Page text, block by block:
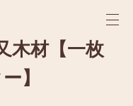
木材【一枚
】